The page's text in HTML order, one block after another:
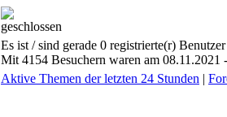
Es ist / sind gerade 0 registrierte(r)
Mit 4154 Besuchern waren am
Aktive Themen der letzten 24 Stunden |